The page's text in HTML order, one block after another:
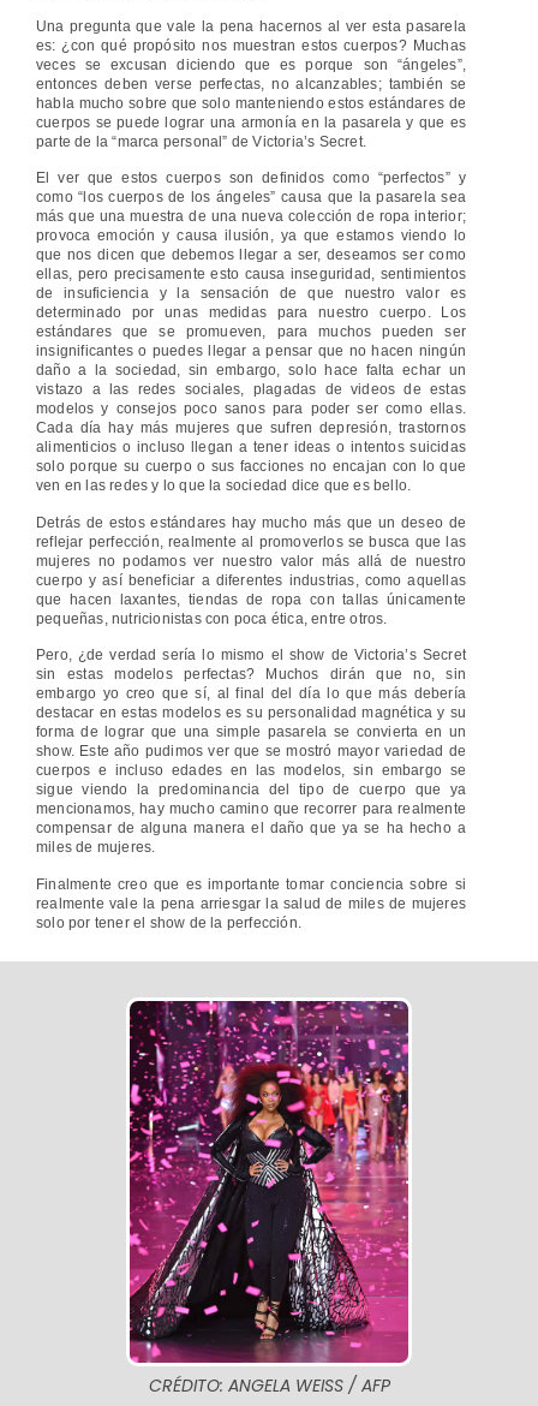
CRÉDITO: ANGELA WEISS / AFP
Una pregunta que vale la pena hacernos al ver esta pasarela
es: ¿con qué propósito nos muestran estos cuerpos? Muchas
veces se excusan diciendo que es porque son “ángeles”,
entonces deben verse perfectas, no alcanzables; también se
habla mucho sobre que solo manteniendo estos estándares de
cuerpos se puede lograr una armonía en la pasarela y que es
parte de la “marca personal” de Victoria’s Secret.
El ver que estos cuerpos son definidos como “perfectos” y
como “los cuerpos de los ángeles” causa que la pasarela sea
más que una muestra de una nueva colección de ropa interior;
provoca emoción y causa ilusión, ya que estamos viendo lo
que nos dicen que debemos llegar a ser, deseamos ser como
ellas, pero precisamente esto causa inseguridad, sentimientos
de insuficiencia y la sensación de que nuestro valor es
determinado por unas medidas para nuestro cuerpo. Los
estándares que se promueven, para muchos pueden ser
insignificantes o puedes llegar a pensar que no hacen ningún
daño a la sociedad, sin embargo, solo hace falta echar un
vistazo a las redes sociales, plagadas de videos de estas
modelos y consejos poco sanos para poder ser como ellas.
Cada día hay más mujeres que sufren depresión, trastornos
alimenticios o incluso llegan a tener ideas o intentos suicidas
solo porque su cuerpo o sus facciones no encajan con lo que
ven en las redes y lo que la sociedad dice que es bello.
Detrás de estos estándares hay mucho más que un deseo de
reflejar perfección, realmente al promoverlos se busca que las
mujeres no podamos ver nuestro valor más allá de nuestro
cuerpo y así beneficiar a diferentes industrias, como aquellas
que hacen laxantes, tiendas de ropa con tallas únicamente
pequeñas, nutricionistas con poca ética, entre otros.
Pero, ¿de verdad sería lo mismo el show de Victoria’s Secret
sin estas modelos perfectas? Muchos dirán que no, sin
embargo yo creo que sí, al final del día lo que más debería
destacar en estas modelos es su personalidad magnética y su
forma de lograr que una simple pasarela se convierta en un
show. Este año pudimos ver que se mostró mayor variedad de
cuerpos e incluso edades en las modelos, sin embargo se
sigue viendo la predominancia del tipo de cuerpo que ya
mencionamos, hay mucho camino que recorrer para realmente
compensar de alguna manera el daño que ya se ha hecho a
miles de mujeres.
Finalmente creo que es importante tomar conciencia sobre si
realmente vale la pena arriesgar la salud de miles de mujeres
solo por tener el show de la perfección.